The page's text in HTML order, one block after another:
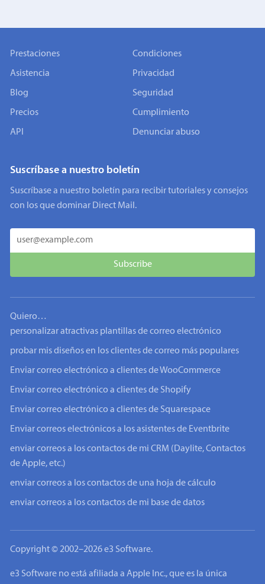
Prestaciones
Asistencia
Blog
Precios
API
Condiciones
Privacidad
Seguridad
Cumplimiento
Denunciar abuso
Suscríbase a nuestro boletín
Suscríbase a nuestro boletín para recibir tutoriales y consejos
con los que dominar Direct Mail.
Quiero…
personalizar atractivas plantillas de correo electrónico
probar mis diseños en los clientes de correo más populares
Enviar correo electrónico a clientes de WooCommerce
Enviar correo electrónico a clientes de Shopify
Enviar correo electrónico a clientes de Squarespace
Enviar correos electrónicos a los asistentes de Eventbrite
enviar correos a los contactos de mi CRM (Daylite, Contactos
de Apple, etc.)
enviar correos a los contactos de una hoja de cálculo
enviar correos a los contactos de mi base de datos
Copyright © 2002–2026 e3 Software.
e3 Software no está afiliada a Apple Inc., que es la única